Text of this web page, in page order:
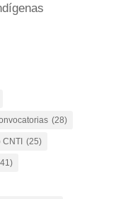
(28)
CNTI (25)